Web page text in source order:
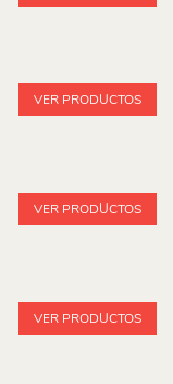
VER PRODUCTOS
VER PRODUCTOS
VER PRODUCTOS